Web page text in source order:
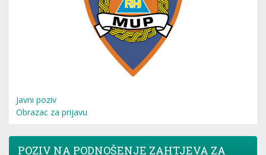
Javni poziv
Obrazac za prijavu
POZIV NA PODNOŠENJE ZAHTJEVA ZA